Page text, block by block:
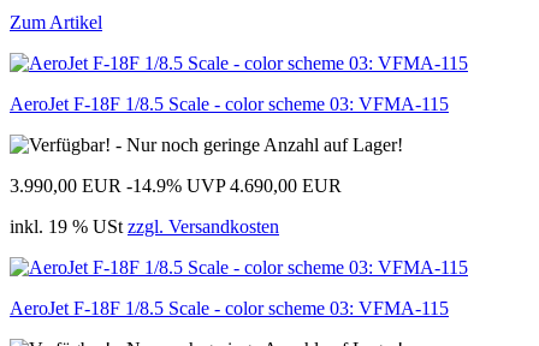
Zum Artikel
AeroJet F-18F 1/8.5 Scale - color scheme 03: VFMA-115
3.990,00 EUR -14.9% UVP 4.690,00 EUR
inkl. 19 % USt zzgl. Versandkosten
AeroJet F-18F 1/8.5 Scale - color scheme 03: VFMA-115